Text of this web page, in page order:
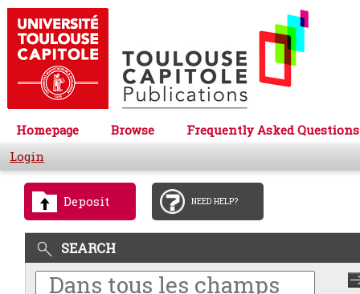
Homepage Browse
Frequently Asked Questions
Login
Deposit NEED HELP?
SEARCH